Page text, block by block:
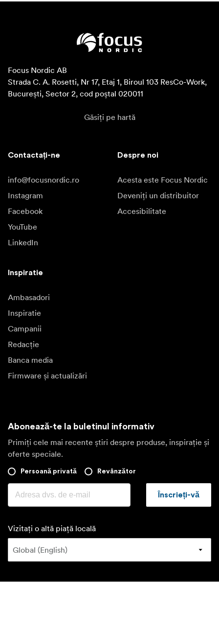
Focus Nordic AB
Strada C. A. Rosetti, Nr 17, Etaj 1, Biroul 103 ResCo-Work,
București, Sector 2, cod poștal 020011
Găsiți pe hartă
Contactați-ne
info@focusnordic.ro
Instagram
Facebook
YouTube
LinkedIn
Despre noi
Acesta este Focus Nordic
Deveniți un distribuitor
Accesibilitate
Inspiratie
Ambasadori
Inspiratie
Campanii
Redacție
Banca media
Firmware și actualizări
Abonează-te la buletinul informativ
Primiți cele mai recente știri despre produse, inspirație și
oferte speciale.
Persoană privată Revânzător
Înscrieți-vă
Vizitați o altă piață locală